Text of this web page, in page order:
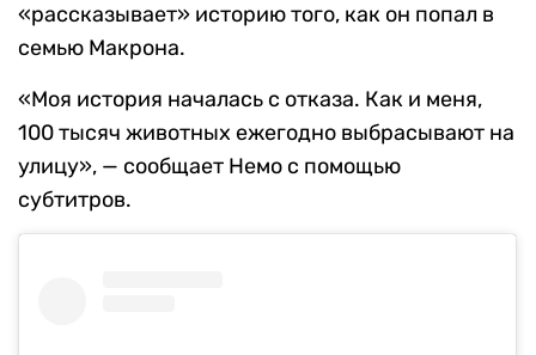
«рассказывает» историю того, как он попал в
семью Макрона.
«Моя история началась с отказа. Как и меня,
100 тысяч животных ежегодно выбрасывают на
улицу», — сообщает Немо с помощью
субтитров.